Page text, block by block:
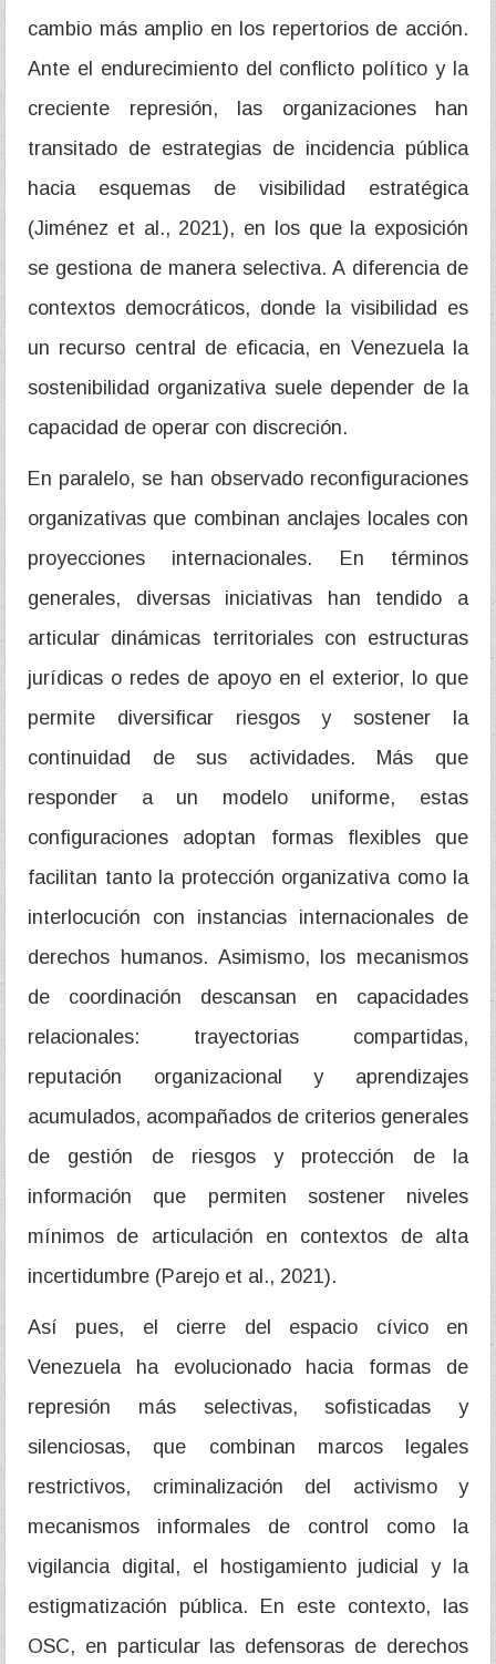
cambio más amplio en los repertorios de acción.
Ante el endurecimiento del conflicto político y la
creciente represión, las organizaciones han
transitado de estrategias de incidencia pública
hacia esquemas de visibilidad estratégica
(Jiménez et al., 2021), en los que la exposición
se gestiona de manera selectiva. A diferencia de
contextos democráticos, donde la visibilidad es
un recurso central de eficacia, en Venezuela la
sostenibilidad organizativa suele depender de la
capacidad de operar con discreción.
En paralelo, se han observado reconfiguraciones
organizativas que combinan anclajes locales con
proyecciones internacionales. En términos
generales, diversas iniciativas han tendido a
articular dinámicas territoriales con estructuras
jurídicas o redes de apoyo en el exterior, lo que
permite diversificar riesgos y sostener la
continuidad de sus actividades. Más que
responder a un modelo uniforme, estas
configuraciones adoptan formas flexibles que
facilitan tanto la protección organizativa como la
interlocución con instancias internacionales de
derechos humanos. Asimismo, los mecanismos
de coordinación descansan en capacidades
relacionales: trayectorias compartidas,
reputación organizacional y aprendizajes
acumulados, acompañados de criterios generales
de gestión de riesgos y protección de la
información que permiten sostener niveles
mínimos de articulación en contextos de alta
incertidumbre (Parejo et al., 2021).
Así pues, el cierre del espacio cívico en
Venezuela ha evolucionado hacia formas de
represión más selectivas, sofisticadas y
silenciosas, que combinan marcos legales
restrictivos, criminalización del activismo y
mecanismos informales de control como la
vigilancia digital, el hostigamiento judicial y la
estigmatización pública. En este contexto, las
OSC, en particular las defensoras de derechos